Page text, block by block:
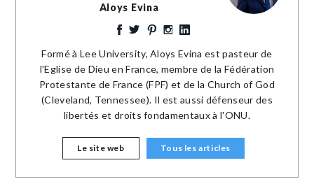
Aloys Evina
Formé à Lee University, Aloys Evina est pasteur de
l'Eglise de Dieu en France, membre de la Fédération
Protestante de France (FPF) et de la Church of God
(Cleveland, Tennessee). Il est aussi défenseur des
libertés et droits fondamentaux à l'ONU.
Le site web Tous les articles